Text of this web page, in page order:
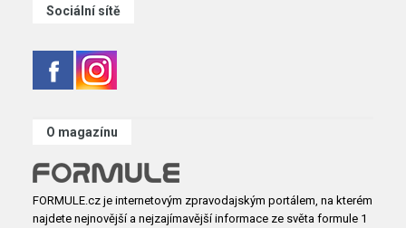
Sociální sítě
O magazínu
FORMULE.cz je internetovým zpravodajským portálem, na kterém
najdete nejnovější a nejzajímavější informace ze světa formule 1